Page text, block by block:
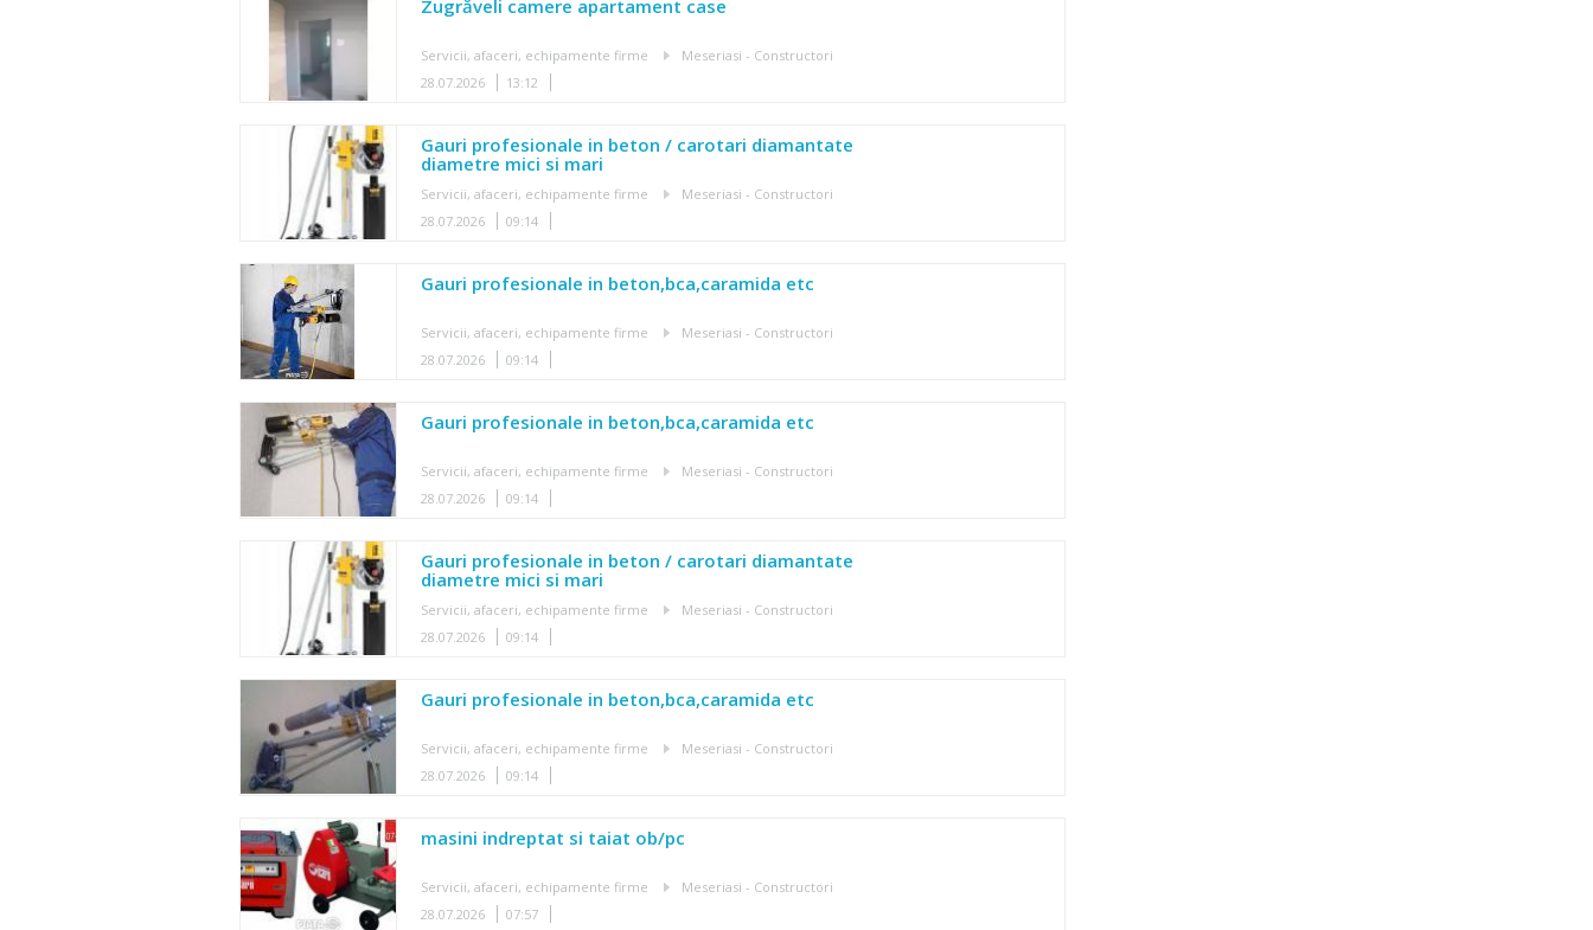
Zugrăveli camere apartament case
Servicii, afaceri, echipamente firme
Meseriasi - Constructori
28.07.2026
13:12
Gauri profesionale in beton / carotari diamantate
diametre mici si mari
Servicii, afaceri, echipamente firme
Meseriasi - Constructori
28.07.2026
09:14
Gauri profesionale in beton,bca,caramida etc
Servicii, afaceri, echipamente firme
Meseriasi - Constructori
28.07.2026
09:14
Gauri profesionale in beton,bca,caramida etc
Servicii, afaceri, echipamente firme
Meseriasi - Constructori
28.07.2026
09:14
Gauri profesionale in beton / carotari diamantate
diametre mici si mari
Servicii, afaceri, echipamente firme
Meseriasi - Constructori
28.07.2026
09:14
Gauri profesionale in beton,bca,caramida etc
Servicii, afaceri, echipamente firme
Meseriasi - Constructori
28.07.2026
09:14
masini indreptat si taiat ob/pc
Servicii, afaceri, echipamente firme
Meseriasi - Constructori
28.07.2026
07:57